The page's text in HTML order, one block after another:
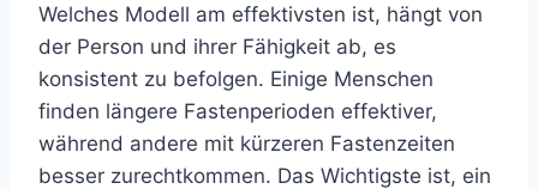
Welches Modell am effektivsten ist, hängt von
der Person und ihrer Fähigkeit ab, es
konsistent zu befolgen. Einige Menschen
finden längere Fastenperioden effektiver,
während andere mit kürzeren Fastenzeiten
besser zurechtkommen. Das Wichtigste ist, ein